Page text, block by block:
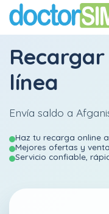
Recargar
línea
Envía saldo a
Haz tu recarga online
Mejores ofertas y
Servicio confiable,